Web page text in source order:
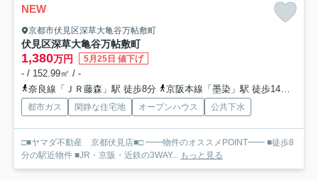
NEW
京都市伏見区深草大亀谷万帖敷町
伏見区深草大亀谷万帖敷町
1,380万円 5月25日 値下げ
- / 152.99㎡ / -
奈良線「ＪＲ藤森」駅 徒歩8分
京阪本線「墨染」駅 徒歩14分
都市ガス 閑静な住宅地 オープンハウス 公共下水
□■ヤマダ不動産 京都伏見店■□ ━━物件のオススメPOINT━━ ■徒歩8
分の駅近物件 ■JR・京阪・近鉄の3WAY... もっと見る